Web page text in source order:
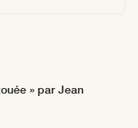
» par Jean